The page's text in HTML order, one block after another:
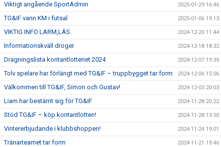
Viktigt angående SportAdmin 2025-01-29 16:46
TG&IF vann KM i futsal 2025-01-06 19:13
VIKTIG INFO LARM,LÄS. 2024-12-20 11:44
Informationskväll droger 2024-12-18 18:32
Dragningslista kontantlotteriet 2024 2024-12-07 19:35
Tolv spelare har förlängt med TG&IF – truppbygget tar form 2024-12-06 15:06
Välkommen till TG&IF, Simon och Gustav! 2024-12-03 20:03
Liam har bestämt sig för TG&IF 2024-11-28 20:22
Stöd TG&IF – köp kontantlotten! 2024-11-28 13:50
Vintererbjudande i klubbshoppen! 2024-11-24 19:01
Tränarteamet tar form 2024-11-21 19:46